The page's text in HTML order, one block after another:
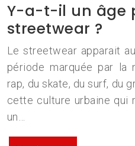
Y-a-t-il un âge
streetwear ?
Le streetwear apparait
période marquée par la
rap, du skate, du surf, du
cette culture urbaine qui
un…